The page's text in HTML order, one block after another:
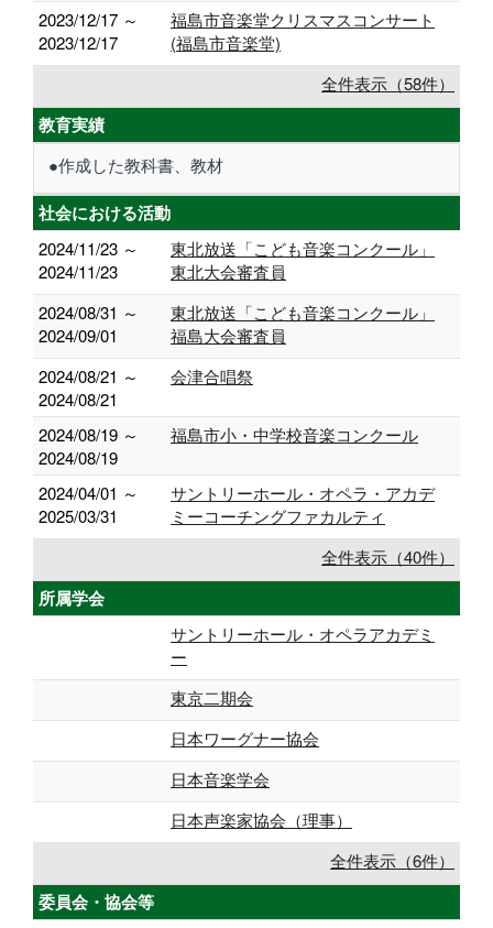
2023/12/17 ～
2023/12/17
福島市音楽堂クリスマスコンサート
(福島市音楽堂)
全件表示（58件）
教育実績
●作成した教科書、教材
社会における活動
2024/11/23 ～
2024/11/23
東北放送「こども音楽コンクール」
東北大会審査員
2024/08/31 ～
2024/09/01
東北放送「こども音楽コンクール」
福島大会審査員
2024/08/21 ～
2024/08/21
会津合唱祭
2024/08/19 ～
2024/08/19
福島市小・中学校音楽コンクール
2024/04/01 ～
2025/03/31
サントリーホール・オペラ・アカデ
ミーコーチングファカルティ
全件表示（40件）
所属学会
サントリーホール・オペラアカデミ
ー
東京二期会
日本ワーグナー協会
日本音楽学会
日本声楽家協会（理事）
全件表示（6件）
委員会・協会等